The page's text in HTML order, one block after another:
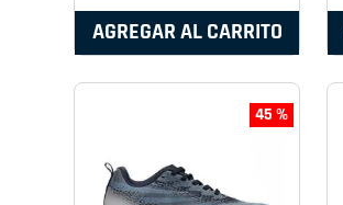
AGREGAR AL CARRITO
45 %